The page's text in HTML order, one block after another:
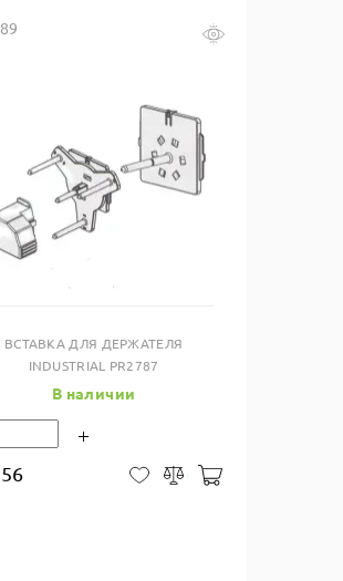
Купить в один клик
ВСТАВКА ДЛЯ ДЕРЖАТЕЛЯ
INDUSTRIAL PR2787
В наличии
В закладки
Сравнить